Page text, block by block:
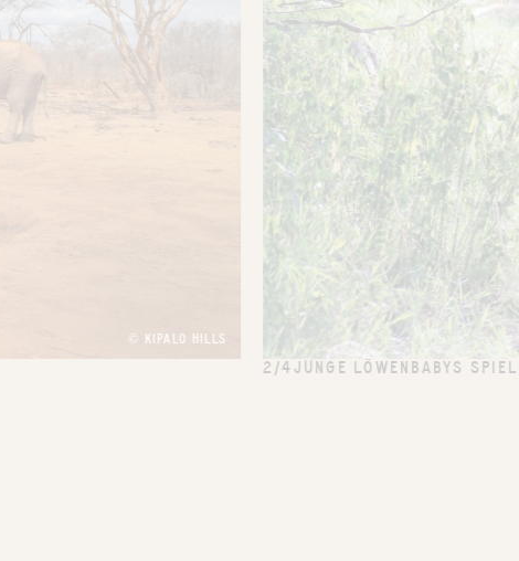
© KIPALO HILLS
2/4 JUNGE LÖWENBABYS